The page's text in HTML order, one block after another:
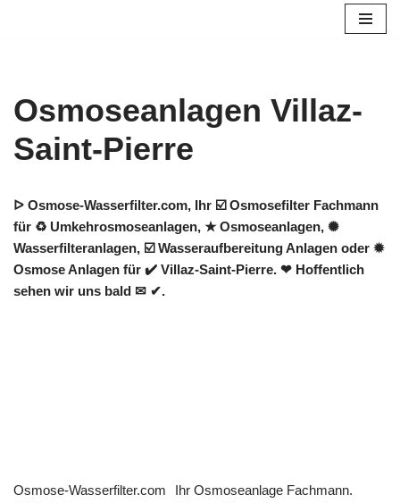
Osmoseanlagen Villaz-
Saint-Pierre
ᐅ Osmose-Wasserfilter.com, Ihr ☑️ Osmosefilter Fachmann
für ♻ Umkehrosmoseanlagen, ★ Osmoseanlagen, ✺
Wasserfilteranlagen, ☑️ Wasseraufbereitung Anlagen oder ✹
Osmose Anlagen für ✔️ Villaz-Saint-Pierre. ❤ Hoffentlich
sehen wir uns bald ✉ ✔.
Osmose-Wasserfilter.com
Ihr Osmoseanlage Fachmann.